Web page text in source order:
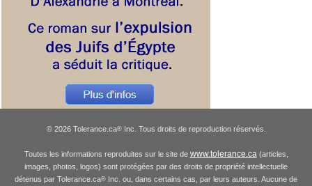
© 2026 Tolerance.ca®Inc. Tous droits de reproduction réservés.
Toutes les informations reproduites sur le site de www.tolerance.ca(articles,
images, photos, logos) sont protégées par des droits de propriété intellectuelle
détenus par Tolerance.ca® Inc. ou, dans certains cas, par leurs auteurs. Aucune de